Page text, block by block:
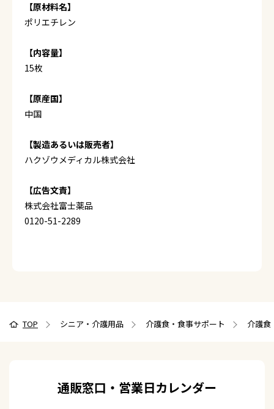
【原材料名】
ポリエチレン
【内容量】
15枚
【原産国】
中国
【製造あるいは販売者】
ハクゾウメディカル株式会社
【広告文責】
株式会社富士薬品
0120-51-2289
TOP シニア・介護用品 介護食・食事サポート 介護食
通販窓口・営業日カレンダー